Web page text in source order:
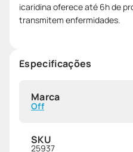
icaridina oferece até 6h de
transmitem enfermidades.
Especificações
Marca
Off
SKU
25937